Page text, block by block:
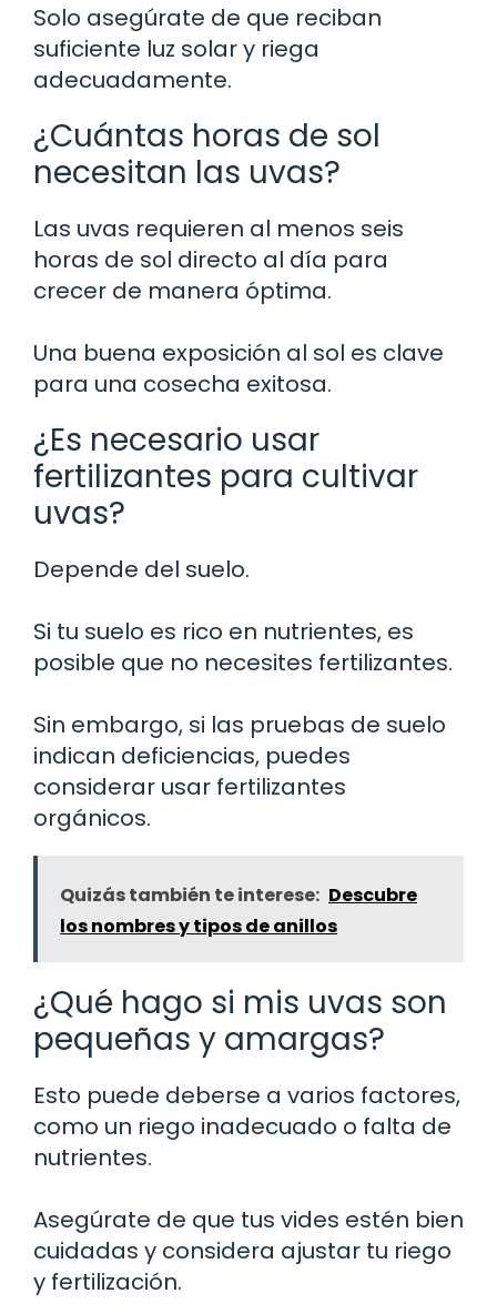
Solo asegúrate de que reciban
suficiente luz solar y riega
adecuadamente.
¿Cuántas horas de sol
necesitan las uvas?
Las uvas requieren al menos seis
horas de sol directo al día para
crecer de manera óptima.
Una buena exposición al sol es clave
para una cosecha exitosa.
¿Es necesario usar
fertilizantes para cultivar
uvas?
Depende del suelo.
Si tu suelo es rico en nutrientes, es
posible que no necesites fertilizantes.
Sin embargo, si las pruebas de suelo
indican deficiencias, puedes
considerar usar fertilizantes
orgánicos.
Quizás también te interese: Descubre
los nombres y tipos de anillos
¿Qué hago si mis uvas son
pequeñas y amargas?
Esto puede deberse a varios factores,
como un riego inadecuado o falta de
nutrientes.
Asegúrate de que tus vides estén bien
cuidadas y considera ajustar tu riego
y fertilización.